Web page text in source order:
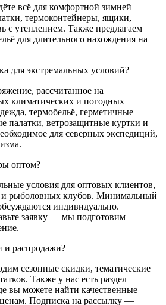
всё для комфортной зимней
термоконтейнеры, ящики,
с утеплением. Также предлагаем
для длительного нахождения на
для экстремальных условий?
рассчитанное на
климатических и погодных
термобельё, герметичные
палатки, ветрозащитные куртки и
для северных экспедиций,
оптом?
условия для оптовых клиентов,
и рыболовных клубов. Минимальный
индивидуально.
заявку — мы подготовим
и распродажи?
сезонные скидки, тематические
Также у нас есть раздел
вы можете найти качественные
Подписка на рассылку —